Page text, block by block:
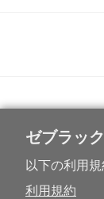
ゼブラッ
以下の利用
利用規約